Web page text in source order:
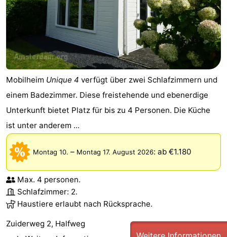
Mobilheim Unique 4 verfügt über zwei Schlafzimmern und
einem Badezimmer. Diese freistehende und ebenerdige
Unterkunft bietet Platz für bis zu 4 Personen. Die Küche
ist unter anderem ...
Montag 10. – Montag 17. August 2026: ab €1.180
Max. 4 personen.
Schlafzimmer: 2.
Haustiere erlaubt nach Rücksprache.
Zuiderweg 2, Halfweg